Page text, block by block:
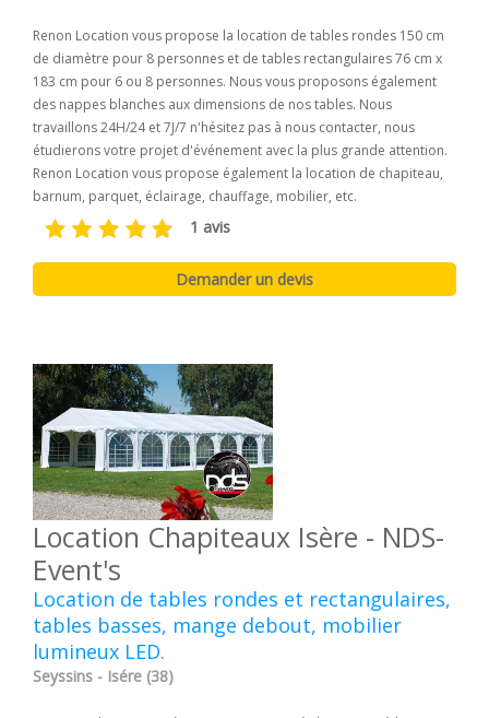
Renon Location vous propose la location de tables rondes 150 cm
de diamètre pour 8 personnes et de tables rectangulaires 76 cm x
183 cm pour 6 ou 8 personnes. Nous vous proposons également
des nappes blanches aux dimensions de nos tables. Nous
travaillons 24H/24 et 7J/7 n'hésitez pas à nous contacter, nous
étudierons votre projet d'événement avec la plus grande attention.
Renon Location vous propose également la location de chapiteau,
barnum, parquet, éclairage, chauffage, mobilier, etc.
1 avis
Location Chapiteaux Isère - NDS-
Event's
Location de tables rondes et rectangulaires,
tables basses, mange debout, mobilier
lumineux LED.
Seyssins - Isére (38)